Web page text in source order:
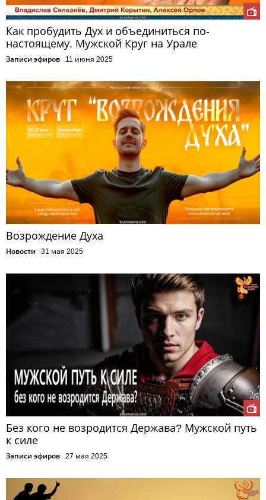
Как пробудить Дух и объединиться по-
настоящему. Мужской Круг на Урале
Записи эфиров 11 июня 2025
Возрождение Духа
Новости 31 мая 2025
Без кого не возродится Держава? Мужской путь
к силе
Записи эфиров 27 мая 2025